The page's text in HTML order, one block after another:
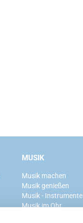
MUSIK
Musik machen
Musik genießen
Musik - Instrumente
Musik im Ohr